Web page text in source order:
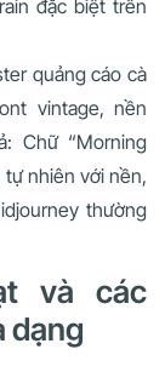
đặc biệt trên
quảng cáo cà
vintage, nền
Chữ “Morning
nhiên với nền,
thường
và các
dạng